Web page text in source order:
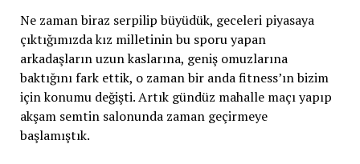
Ne zaman biraz serpilip büyüdük, geceleri piyasaya
çıktığımızda kız milletinin bu sporu yapan
arkadaşların uzun kaslarına, geniş omuzlarına
baktığını fark ettik, o zaman bir anda fitness’ın bizim
için konumu değişti. Artık gündüz mahalle maçı yapıp
akşam semtin salonunda zaman geçirmeye
başlamıştık.